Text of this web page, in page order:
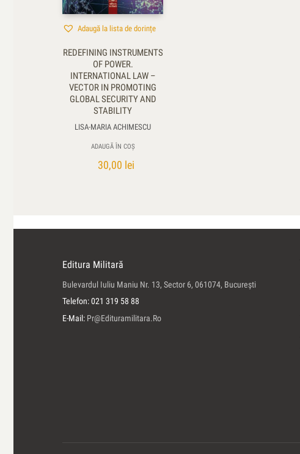
Adaugă la lista de dorințe
REDEFINING INSTRUMENTS
OF POWER.
INTERNATIONAL LAW –
VECTOR IN PROMOTING
GLOBAL SECURITY AND
STABILITY
LISA-MARIA ACHIMESCU
ADAUGĂ ÎN COȘ
30,00 lei
Editura Militară
Bulevardul Iuliu Maniu Nr. 13, Sector 6, 061074, Bucureşti
Telefon: 021 319 58 88
E-Mail: Pr@edituramilitara.ro